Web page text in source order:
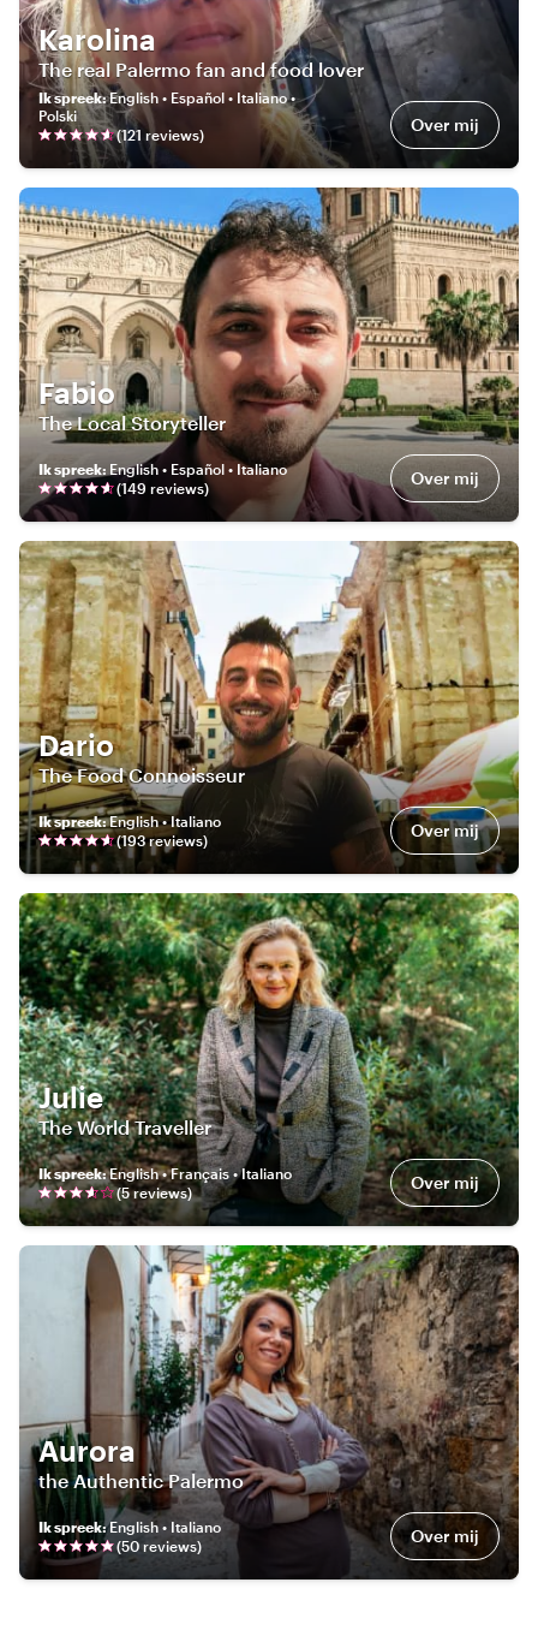
Karolina
The real Palermo fan and food lover
Ik spreek:English • Español • Italiano •
Polski
(121 reviews) Over mij
Fabio
The Local Storyteller
Ik spreek: English • Español • Italiano
(149 reviews) Over mij
Dario
The Food Connoisseur
Ik spreek:English • Italiano
(193reviews) Over mij
Julie
The World Traveller
Ik spreek:English • Français • Italiano
(5reviews) Over mij
Aurora
the Authentic Palermo
Ik spreek:English • Italiano
(50 reviews) Over mij